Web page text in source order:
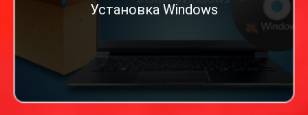
Установка Windows